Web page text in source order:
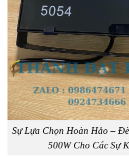
Sự Lựa Chọn Hoàn Hảo –
500W Cho Các Sự